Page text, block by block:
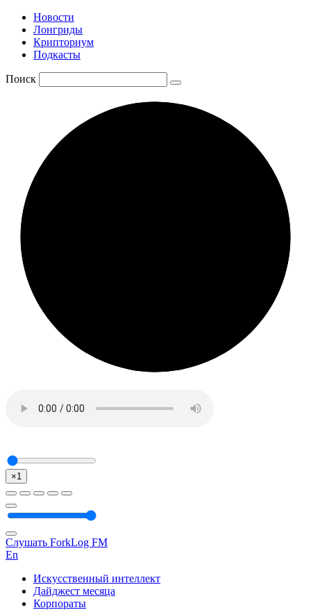
Новости
Лонгриды
Крипториум
Подкасты
Поиск
×1
Слушать ForkLog FM
En
Искусственный интеллект
Дайджест месяца
Корпораты